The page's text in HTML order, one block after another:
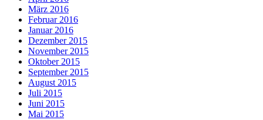
März 2016
Februar 2016
Januar 2016
Dezember 2015
November 2015
Oktober 2015
September 2015
August 2015
Juli 2015
Juni 2015
Mai 2015